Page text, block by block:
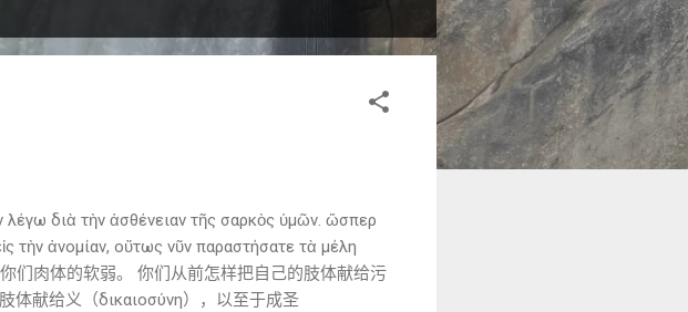
διὰ τὴν ἀσθένειαν τῆς σαρκὸς ὑμῶν. ὥσπερ
τὴν ἀνομίαν, οὕτως νῦν παραστήσατε τὰ μέλη
们肉体的软弱。 你们从前怎样把自己的肢体献给污
体献给义（δικαιοσύνη），以至于成圣